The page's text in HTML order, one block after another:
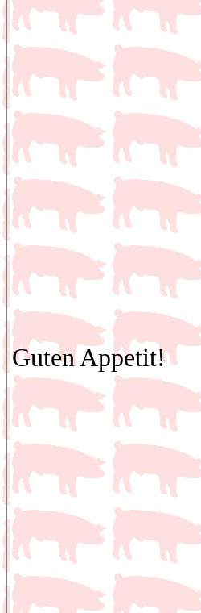
Guten Appetit!